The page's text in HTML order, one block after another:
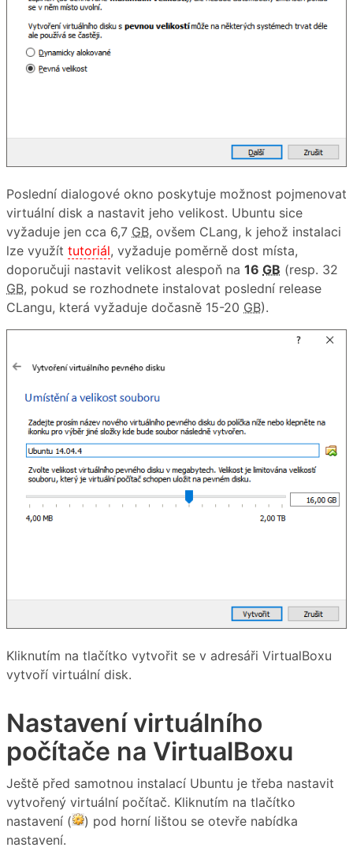
Poslední dialogové okno poskytuje možnost pojmenovat
virtuální disk a nastavit jeho velikost. Ubuntu sice
vyžaduje jen cca 6,7 GB, ovšem CLang, k jehož instalaci
lze využít tutoriál, vyžaduje poměrně dost místa,
doporučuji nastavit velikost alespoň na 16 GB (resp. 32
GB, pokud se rozhodnete instalovat poslední release
CLangu, která vyžaduje dočasně 15-20 GB).
Kliknutím na tlačítko vytvořit se v adresáři VirtualBoxu
vytvoří virtuální disk.
Nastavení virtuálního
počítače na VirtualBoxu
Ještě před samotnou instalací Ubuntu je třeba nastavit
vytvořený virtuální počítač. Kliknutím na tlačítko
nastavení (
) pod horní lištou se otevře nabídka
nastavení.